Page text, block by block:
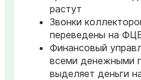
растут
Звонки
переведены на
Финансовый
всеми денежными
выделяет деньги